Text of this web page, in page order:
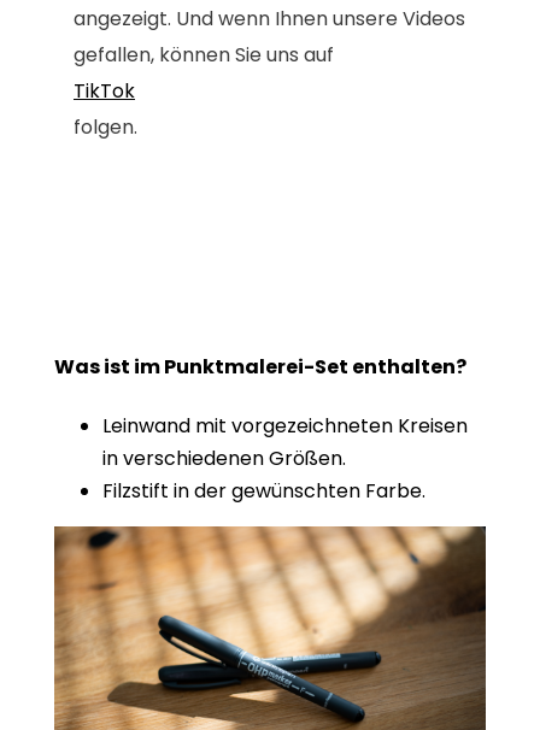
angezeigt. Und wenn Ihnen unsere Videos
gefallen, können Sie uns auf
TikTok
folgen.
Was ist im Punktmalerei-Set enthalten?
Leinwand mit vorgezeichneten Kreisen
in verschiedenen Größen.
Filzstift in der gewünschten Farbe.